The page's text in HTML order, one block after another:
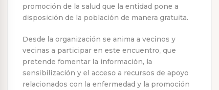
promoción de la salud que la entidad pone a
disposición de la población de manera gratuita.
Desde la organización se anima a vecinos y
vecinas a participar en este encuentro, que
pretende fomentar la información, la
sensibilización y el acceso a recursos de apoyo
relacionados con la enfermedad y la promoción